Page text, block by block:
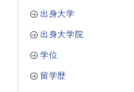
出身大学
出身大学院
学位
留学歴